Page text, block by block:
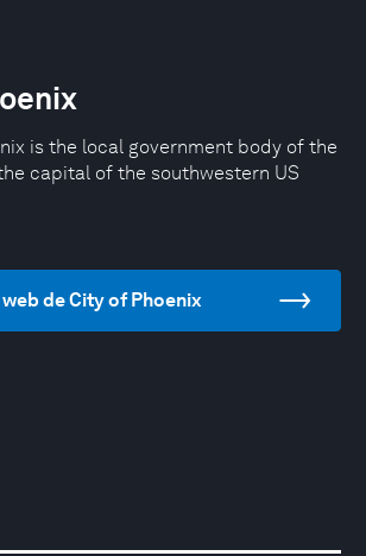
is the local government body of the
capital of the southwestern US
de City of Phoenix